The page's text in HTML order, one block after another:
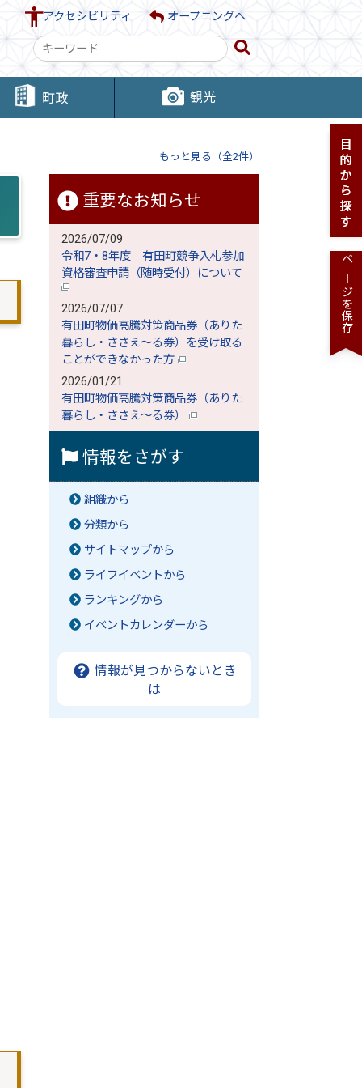
アクセシビリティ オープニングへ
検
索
キ
ー町政 観光
もっと見る（全2件）
重要なお知らせ
2026/07/09
令和7・8年度 有田町競争入札参加
資格審査申請（随時受付）について
2026/07/07
有田町物価高騰対策商品券（ありた
暮らし・ささえ～る券）を受け取る
ことができなかった方
2026/01/21
有田町物価高騰対策商品券（ありた
暮らし・ささえ～る券）
情報をさがす
組織から
分類から
サイトマップから
ライフイベントから
ランキングから
イベントカレンダーから
情報が見つからないとき
は
ページを保存